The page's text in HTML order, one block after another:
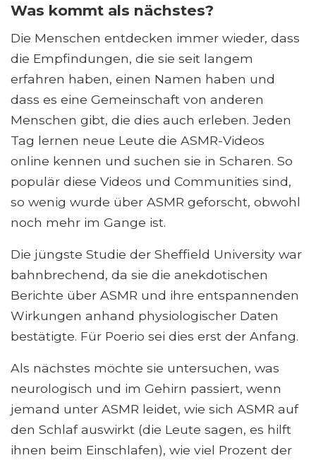
Was kommt als nächstes?
Die Menschen entdecken immer wieder, dass
die Empfindungen, die sie seit langem
erfahren haben, einen Namen haben und
dass es eine Gemeinschaft von anderen
Menschen gibt, die dies auch erleben. Jeden
Tag lernen neue Leute die ASMR-Videos
online kennen und suchen sie in Scharen. So
populär diese Videos und Communities sind,
so wenig wurde über ASMR geforscht, obwohl
noch mehr im Gange ist.
Die jüngste Studie der Sheffield University war
bahnbrechend, da sie die anekdotischen
Berichte über ASMR und ihre entspannenden
Wirkungen anhand physiologischer Daten
bestätigte. Für Poerio sei dies erst der Anfang.
Als nächstes möchte sie untersuchen, was
neurologisch und im Gehirn passiert, wenn
jemand unter ASMR leidet, wie sich ASMR auf
den Schlaf auswirkt (die Leute sagen, es hilft
ihnen beim Einschlafen), wie viel Prozent der